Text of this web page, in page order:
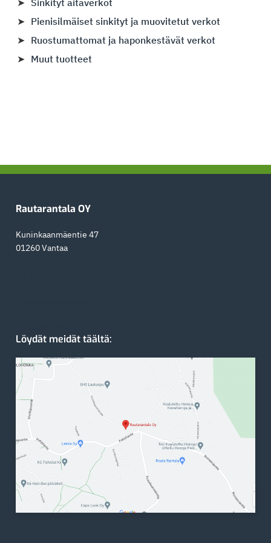
Sinkityt aitaverkot
Pienisilmäiset sinkityt ja muovitetut verkot
Ruostumattomat ja haponkestävät verkot
Muut tuotteet
Footer
Rautarantala OY
Kuninkaanmäentie 47
01260 Vantaa
Löydät meidät täältä: